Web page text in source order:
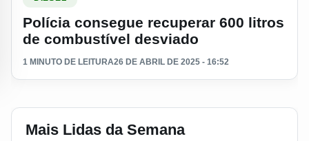
Polícia consegue recuperar 600 litros
de combustível desviado
1 MINUTO DE LEITURA26 DE ABRIL DE 2025 - 16:52
Mais Lidas da Semana